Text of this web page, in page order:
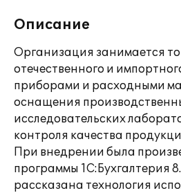
Описание
Организация занимается
отечественного и
приборами и расходными
оснащения
исследовательских
контроля качества
При внедрении была
программы 1С:Бухгалтерия
рассказана технология